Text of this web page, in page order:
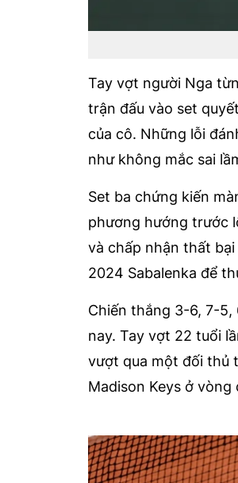
Tay vợt người Nga
trận đấu vào set
của cô. Những lỗi
như không mắc sai
Set ba chứng kiến
phương hướng trước
và chấp nhận thất
2024 Sabalenka để
Chiến thắng 3-6, 7-
nay. Tay vợt 22 tuổi
vượt qua một đối thủ
Madison Keys ở vòng